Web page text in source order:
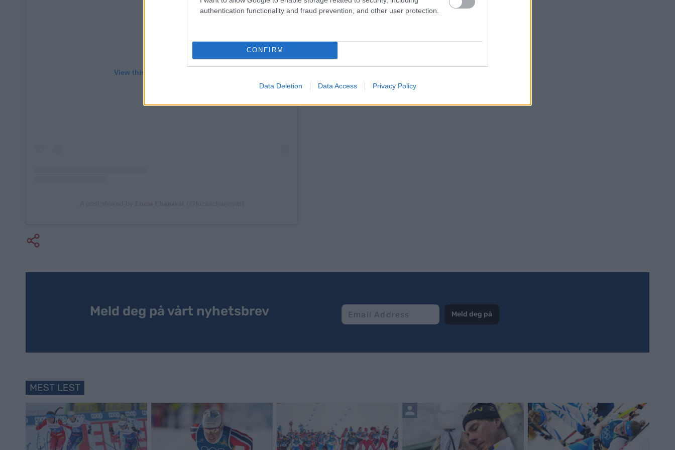
authentication functionality and fraud prevention, and other user protection.
CONFIRM
Data Deletion Data Access Privacy Policy
View this post on Instagram
Meld deg på vårt nyhetsbrev Meld deg på
MEST LEST